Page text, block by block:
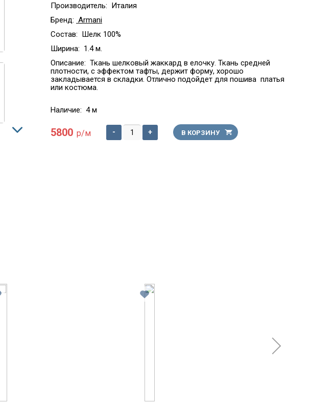
Производитель: Италия
Бренд: Armani
Состав: Шелк 100%
Ширина: 1.4 м.
Описание: Ткань шелковый жаккард в елочку. Ткань средней
плотности, с эффектом тафты, держит форму, хорошо
закладывается в складки. Отлично подойдет для пошива платья
или костюма.
Наличие: 4 м
5800 р/м - + В КОРЗИНУ